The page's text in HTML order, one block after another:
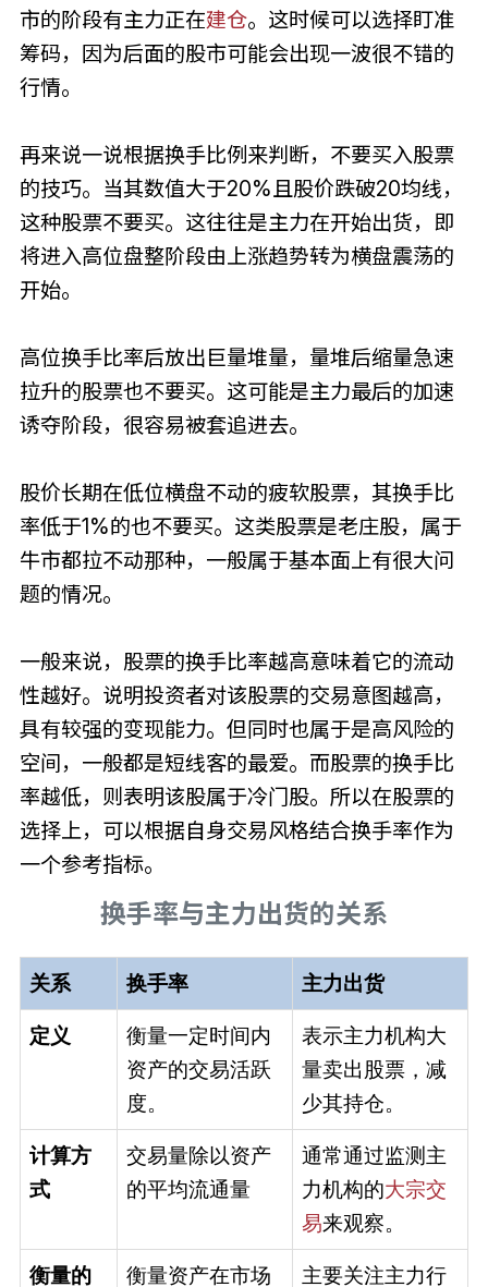
市的阶段有主力正在建仓。这时候可以选择盯准
筹码，因为后面的股市可能会出现一波很不错的
行情。
再来说一说根据换手比例来判断，不要买入股票
的技巧。当其数值大于20%且股价跌破20均线，
这种股票不要买。这往往是主力在开始出货，即
将进入高位盘整阶段由上涨趋势转为横盘震荡的
开始。
高位换手比率后放出巨量堆量，量堆后缩量急速
拉升的股票也不要买。这可能是主力最后的加速
诱夺阶段，很容易被套追进去。
股价长期在低位横盘不动的疲软股票，其换手比
率低于1%的也不要买。这类股票是老庄股，属于
牛市都拉不动那种，一般属于基本面上有很大问
题的情况。
一般来说，股票的换手比率越高意味着它的流动
性越好。说明投资者对该股票的交易意图越高，
具有较强的变现能力。但同时也属于是高风险的
空间，一般都是短线客的最爱。而股票的换手比
率越低，则表明该股属于冷门股。所以在股票的
选择上，可以根据自身交易风格结合换手率作为
一个参考指标。
换手率与主力出货的关系
关系 换手率 主力出货
定义
衡量一定时间内
资产的交易活跃
度。
表示主力机构大
量卖出股票，减
少其持仓。
计算方
式
交易量除以资产
的平均流通量
通常通过监测主
力机构的大宗交
易来观察。
衡量的 衡量资产在市场 主要关注主力行